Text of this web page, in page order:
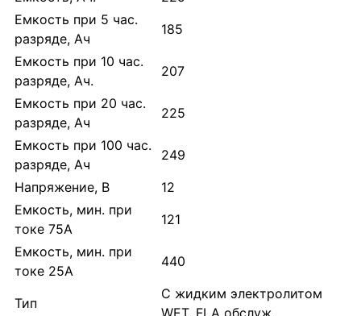
Емкость при 5 час.
разряде, Ач
185
Емкость при 10 час.
разряде, Ач.
207
Емкость при 20 час.
разряде, Ач
225
Емкость при 100 час.
разряде, Ач
249
Напряжение, В
12
Емкость, мин. при
токе 75А
121
Емкость, мин. при
токе 25А
440
Тип
С жидким электролитом
WET, FLA обслуж.